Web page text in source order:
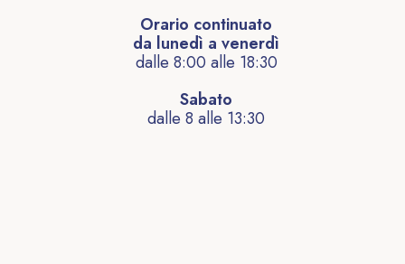
Orario continuato
da lunedì a venerdì
dalle 8:00 alle 18:30
Sabato
dalle 8 alle 13:30